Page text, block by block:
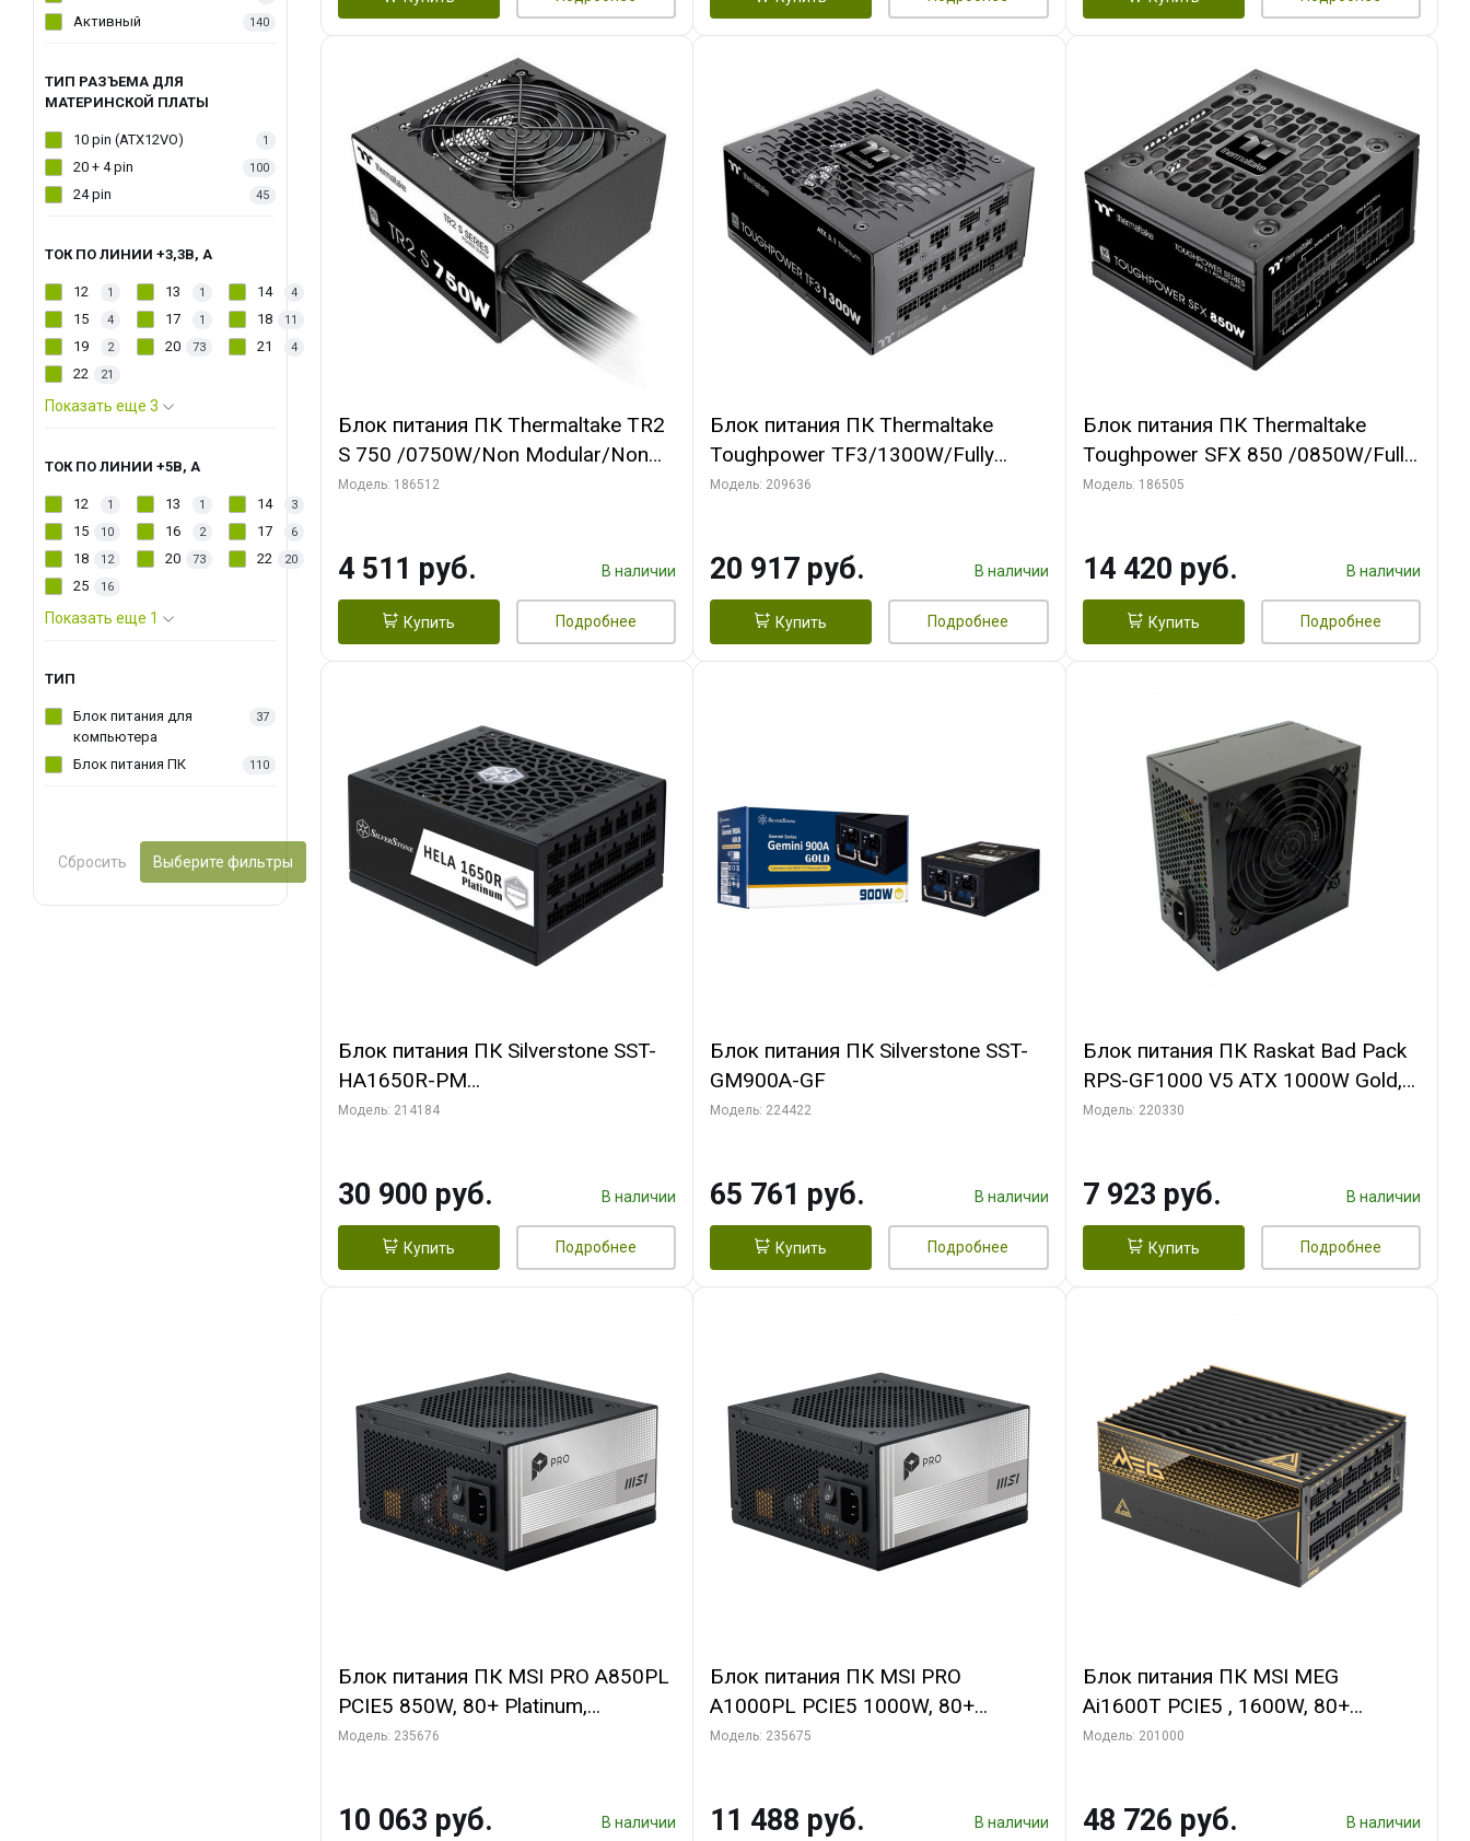
Активный 140
ТИП РАЗЪЕМА ДЛЯ
МАТЕРИНСКОЙ ПЛАТЫ
10 pin (ATX12VO) 1
20 + 4 pin 100
24 pin 45
ТОК ПО ЛИНИИ +3,3В, А
12 1 13 1 14 4
15 4 17 1 18 11
19 2 20 73 21 4
22 21
Показать еще 3
ТОК ПО ЛИНИИ +5В, А
12 1 13 1 14 3
15 10 16 2 17 6
18 12 20 73 22 20
25 16
Показать еще 1
ТИП
Блок питания для
компьютера
37
Блок питания ПК 110
Сбросить Выберите фильтры
Блок питания ПК Thermaltake TR2
S 750 /0750W/Non Modular/Non
Light/Single Voltage/Analog/80
Модель: 186512
4 511 руб. В наличии
Купить Подробнее
Блок питания ПК Thermaltake
Toughpower TF3/1300W/Fully
Modular/Non Light/Full
Модель: 209636
20 917 руб. В наличии
Купить Подробнее
Блок питания ПК Thermaltake
Toughpower SFX 850 /0850W/Fully
Modular/Non Light/Full
Cables/Gen 5
Модель: 186505
14 420 руб. В наличии
Купить Подробнее
Блок питания ПК Silverstone SST-
HA1650R-PM
(G540HA165R0M220)
Модель: 214184
30 900 руб. В наличии
Купить Подробнее
Блок питания ПК Silverstone SST-
GM900A-GF
Модель: 224422
65 761 руб. В наличии
Купить Подробнее
Блок питания ПК Raskat Bad Pack
RPS-GF1000 V5 ATX 1000W Gold,
Full Modular, Active PFC/ ERP2014
Модель: 220330
7 923 руб. В наличии
Купить Подробнее
Блок питания ПК MSI PRO A850PL
PCIE5 850W, 80+ Platinum,
полностью модульный, ATX 3.1,
Модель: 235676
10 063 руб. В наличии
Блок питания ПК MSI PRO
A1000PL PCIE5 1000W, 80+
Platinum, полностью модульный,
Модель: 235675
11 488 руб. В наличии
Блок питания ПК MSI MEG
Ai1600T PCIE5 , 1600W, 80+
Titanium, полностью модульный,
Модель: 201000
48 726 руб. В наличии